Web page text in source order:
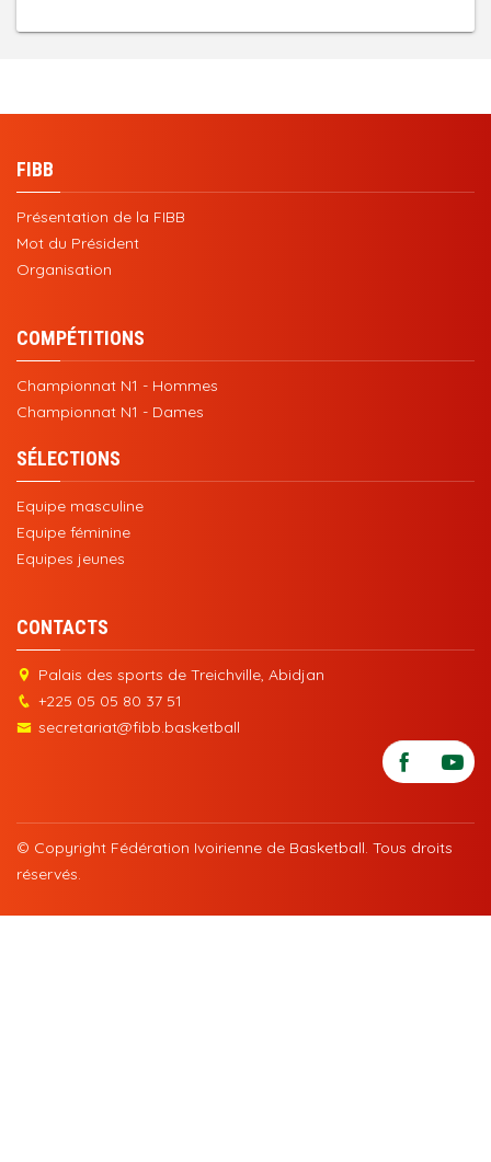
FIBB
Présentation de la FIBB
Mot du Président
Organisation
COMPÉTITIONS
Championnat N1 - Hommes
Championnat N1 - Dames
SÉLECTIONS
Equipe masculine
Equipe féminine
Equipes jeunes
CONTACTS
Palais des sports de Treichville, Abidjan
+225 05 05 80 37 51
secretariat@fibb.basketball
© Copyright Fédération Ivoirienne de Basketball. Tous droits
réservés.